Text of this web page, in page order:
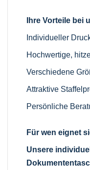
Ihre Vorteile bei
Individueller
Hochwertige,
Verschiedene
Attraktive
Persönliche
Für wen eignet
Unsere